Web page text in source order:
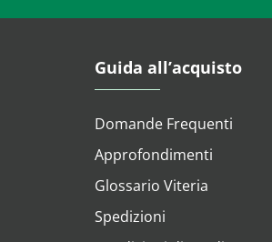
Guida all’acquisto
Domande Frequenti
Approfondimenti
Glossario Viteria
Spedizioni